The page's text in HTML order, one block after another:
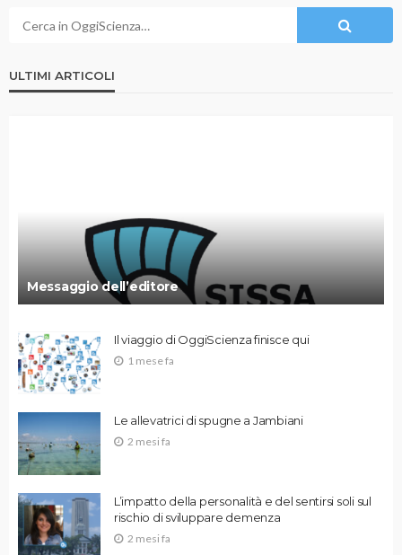
ULTIMI ARTICOLI
Messaggio dell’editore
Il viaggio di OggiScienza finisce qui
1 mese fa
Le allevatrici di spugne a Jambiani
2 mesi fa
L’impatto della personalità e del sentirsi soli sul
rischio di sviluppare demenza
2 mesi fa